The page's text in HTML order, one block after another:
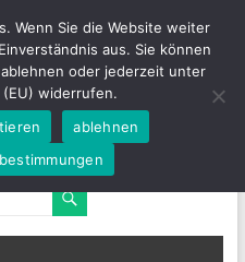
/ 94990
Wenn Sie die Website weiter
aus. Sie können
oder jederzeit unter
widerrufen.
ablehnen